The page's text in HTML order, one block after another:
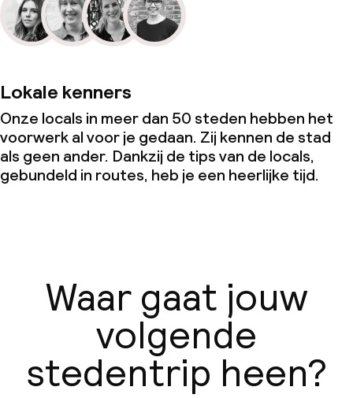
Lokale kenners
Onze locals in meer dan 50 steden hebben het
voorwerk al voor je gedaan. Zij kennen de stad
als geen ander. Dankzij de tips van de locals,
gebundeld in routes, heb je een heerlijke tijd.
Waar gaat jouw
volgende
stedentrip heen?